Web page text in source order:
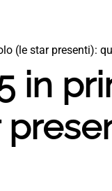
(le star presenti):
in